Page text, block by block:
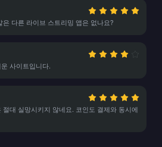
다른 라이브 스트리밍 앱은 없나요?
사이트입니다.
대 실망시키지 않네요. 코인도 결제와 동시에